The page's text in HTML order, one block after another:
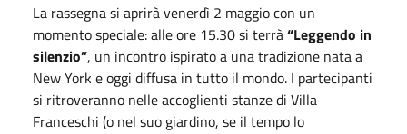
La rassegna si aprirà venerdì 2 maggio con un
momento speciale: alle ore 15.30 si terrà“Leggendo in
silenzio”, un incontro ispirato a una tradizione nata a
New York e oggi diffusa in tutto il mondo. I partecipanti
si ritroveranno nelle accoglienti stanze di Villa
Franceschi (o nel suo giardino, se il tempo lo